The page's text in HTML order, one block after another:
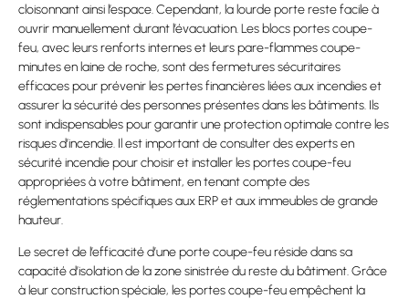
cloisonnant ainsi l’espace. Cependant, la lourde porte reste facile à
ouvrir manuellement durant l’évacuation. Les blocs portes coupe-
feu, avec leurs renforts internes et leurs pare-flammes coupe-
minutes en laine de roche, sont des fermetures sécuritaires
efficaces pour prévenir les pertes financières liées aux incendies et
assurer la sécurité des personnes présentes dans les bâtiments. Ils
sont indispensables pour garantir une protection optimale contre les
risques d’incendie. Il est important de consulter des experts en
sécurité incendie pour choisir et installer les portes coupe-feu
appropriées à votre bâtiment, en tenant compte des
réglementations spécifiques aux ERP et aux immeubles de grande
hauteur.
Le secret de l’efficacité d’une porte coupe-feu réside dans sa
capacité d’isolation de la zone sinistrée du reste du bâtiment. Grâce
à leur construction spéciale, les portes coupe-feu empêchent la